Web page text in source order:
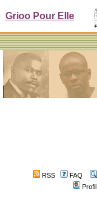
Grioo Pour Elle
RSS FAQ
Profil